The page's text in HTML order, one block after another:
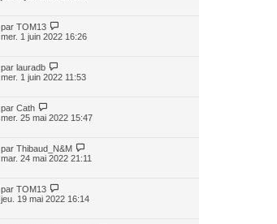
par TOM13
mer. 1 juin 2022 16:26
par lauradb
mer. 1 juin 2022 11:53
par Cath
mer. 25 mai 2022 15:47
par Thibaud_N&M
mar. 24 mai 2022 21:11
par TOM13
jeu. 19 mai 2022 16:14